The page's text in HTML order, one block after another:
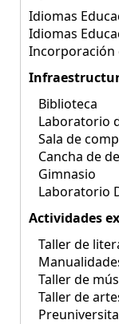
Idiomas
Idiomas
Incorporación
Biblioteca
Laboratorio
Sala de
Cancha de
Gimnasio
Laboratorio
Actividades
Taller de
Taller de
Taller de